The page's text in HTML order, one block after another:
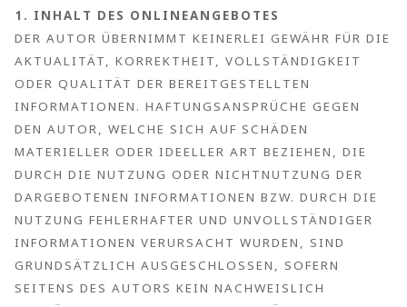
1. INHALT DES ONLINEANGEBOTES
DER AUTOR ÜBERNIMMT KEINERLEI GEWÄHR FÜR DIE
AKTUALITÄT, KORREKTHEIT, VOLLSTÄNDIGKEIT
ODER QUALITÄT DER BEREITGESTELLTEN
INFORMATIONEN. HAFTUNGSANSPRÜCHE GEGEN
DEN AUTOR, WELCHE SICH AUF SCHÄDEN
MATERIELLER ODER IDEELLER ART BEZIEHEN, DIE
DURCH DIE NUTZUNG ODER NICHTNUTZUNG DER
DARGEBOTENEN INFORMATIONEN BZW. DURCH DIE
NUTZUNG FEHLERHAFTER UND UNVOLLSTÄNDIGER
INFORMATIONEN VERURSACHT WURDEN, SIND
GRUNDSÄTZLICH AUSGESCHLOSSEN, SOFERN
SEITENS DES AUTORS KEIN NACHWEISLICH